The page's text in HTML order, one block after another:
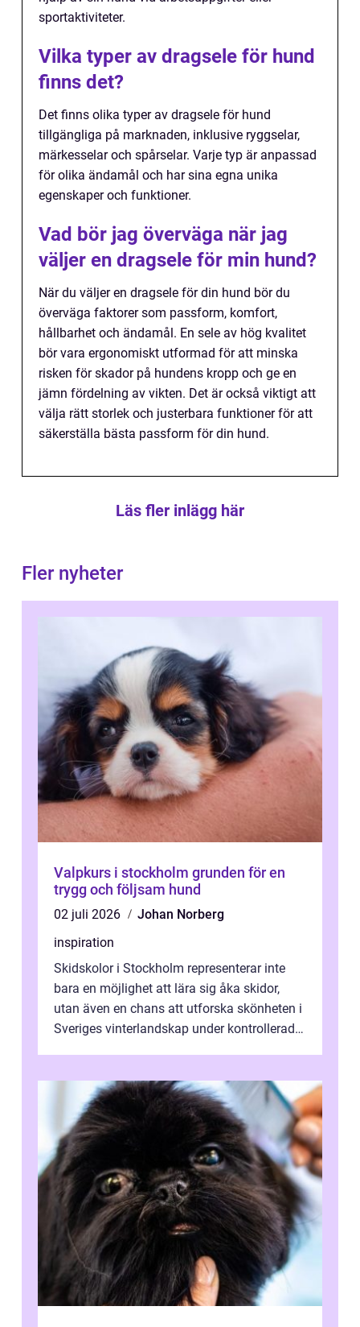
sportaktiviteter.
Vilka typer av dragsele för hund
finns det?
Det finns olika typer av dragsele för hund
tillgängliga på marknaden, inklusive ryggselar,
märkesselar och spårselar. Varje typ är anpassad
för olika ändamål och har sina egna unika
egenskaper och funktioner.
Vad bör jag överväga när jag
väljer en dragsele för min hund?
När du väljer en dragsele för din hund bör du
överväga faktorer som passform, komfort,
hållbarhet och ändamål. En sele av hög kvalitet
bör vara ergonomiskt utformad för att minska
risken för skador på hundens kropp och ge en
jämn fördelning av vikten. Det är också viktigt att
välja rätt storlek och justerbara funktioner för att
säkerställa bästa passform för din hund.
Läs fler inlägg här
Fler nyheter
Valpkurs i stockholm grunden för en
trygg och följsam hund
02 juli 2026
Johan Norberg
inspiration
Skidskolor i Stockholm representerar inte
bara en möjlighet att lära sig åka skidor,
utan även en chans att utforska skönheten i
Sveriges vinterlandskap under kontrollerade